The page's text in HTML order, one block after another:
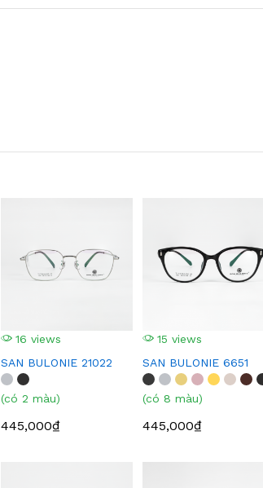
16 views
SAN BULONIE 21022
(có 2 màu)
445,000₫
15 views
SAN BULONIE 6651
(có 8 màu)
445,000₫